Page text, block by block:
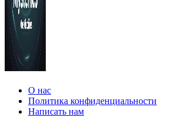
О нас
Политика конфиденциальности
Написать нам